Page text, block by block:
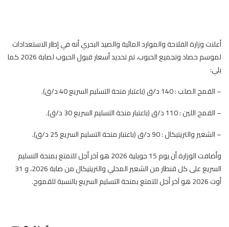
أعلنت وزارة الفلاحة والموارد المائية والصيد البحري أنه في إطار الاستعدادات
لموسم حصاد وتجميع الحبوب، تم تحديد أسعار قبول الحبوب لصابة 2026 كما
يلي:
– القمح الصلب : 140 د/ق (باعتبار منحة التسليم السريع 40 د/ق).
– القمح اللين : 110 د/ق (باعتبار منحة التسليم السريع 30 د/ق).
– الشعير والتريتيكال : 90 د/ق (باعتبار منحة التسليم السريع 25 د/ق).
وأضافت الوزارة أن يوم 15 جويلية 2026 هو آخر أجل للتمتع بمنحة التسليم
السريع على كل قنطار من الشعير المحلي والتريتيكال من صابة 2026، و 31
أوت 2026 هو آخر أجل للتمتع بمنحة التسليم السريع بالنسبة للقموح.